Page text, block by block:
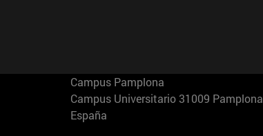
Campus Pamplona
Campus Universitario 31009 Pamplona
España